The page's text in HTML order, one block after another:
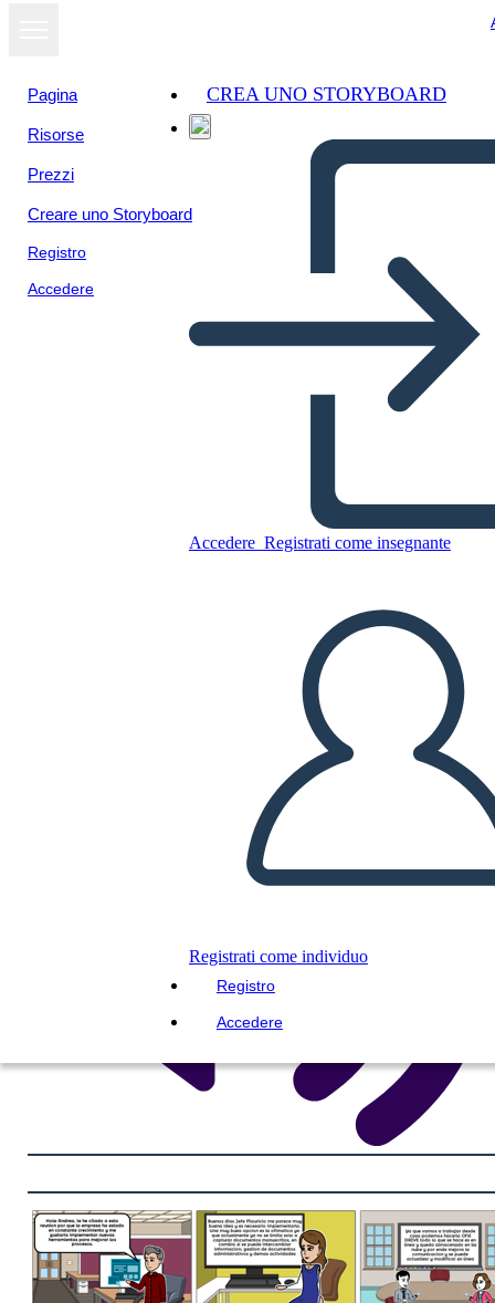
Pagina
Risorse
Prezzi
Creare uno Storyboard
Registro
Accedere
CREA UNO STORYBOARD
Accedere Registrati come insegnante
Registrati come individuo
Registro
Accedere
CREARE UNO STORYBOARD
RIPRODURRE LA PRESENTAZIONE
LEGGIMI
Visualizza
come